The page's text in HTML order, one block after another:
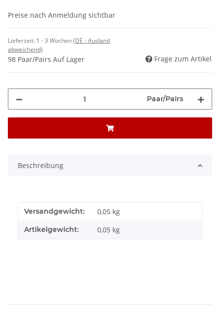
Preise nach Anmeldung sichtbar
Lieferzeit: 1 - 3 Wochen(DE - Ausland
abweichend)
98 Paar/Pairs Auf Lager Frage zum Artikel
Paar/Pairs
Beschreibung
Versandgewicht: 0,05 kg
Artikelgewicht: 0,05 kg